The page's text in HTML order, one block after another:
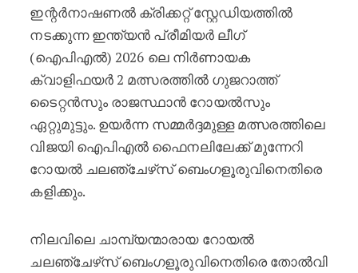
ഇന്റർനാഷണൽ ക്രിക്കറ്റ് സ്റ്റേഡിയത്തിൽ
നടക്കുന്ന ഇന്ത്യൻ പ്രീമിയർ ലീഗ്
(ഐപിഎൽ) 2026 ലെ നിർണായക
ക്വാളിഫയർ 2 മത്സരത്തിൽ ഗുജറാത്ത്
ടൈറ്റൻസും രാജസ്ഥാൻ റോയൽസും
ഏറ്റുമുട്ടും. ഉയർന്ന സമ്മർദ്ദമുള്ള മത്സരത്തിലെ
വിജയി ഐപിഎൽ ഫൈനലിലേക്ക് മുന്നേറി
റോയൽ ചലഞ്ചേഴ്‌സ് ബെംഗളൂരുവിനെതിരെ
കളിക്കും.
നിലവിലെ ചാമ്പ്യന്മാരായ റോയൽ
ചലഞ്ചേഴ്‌സ് ബെംഗളൂരുവിനെതിരെ തോൽവി